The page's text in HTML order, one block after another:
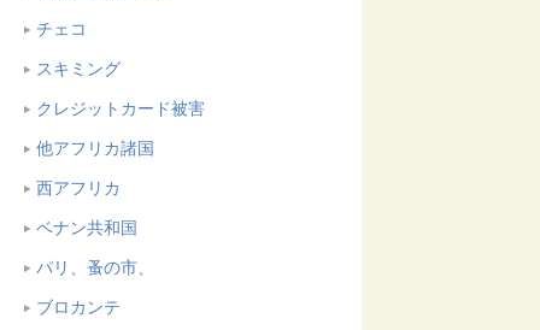
チェコ
スキミング
クレジットカード被害
他アフリカ諸国
西アフリカ
ベナン共和国
パリ、蚤の市、
ブロカンテ